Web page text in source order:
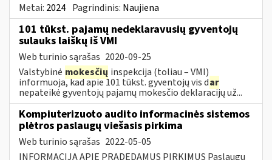
Metai: 2024 Pagrindinis: Naujiena
101 tūkst. pajamų nedeklaravusių gyventojų
sulauks laiškų iš VMI
Web turinio sąrašas 2020-09-25
Valstybinė mokesčių inspekcija (toliau – VMI)
informuoja, kad apie 101 tūkst. gyventojų vis dar
nepateikė gyventojų pajamų mokesčio deklaracijų už...
Kompiuterizuoto audito informacinės sistemos
plėtros paslaugų viešasis pirkima
Web turinio sąrašas 2022-05-05
INFORMACIJA APIE PRADEDAMUS PIRKIMUS Paslaugų